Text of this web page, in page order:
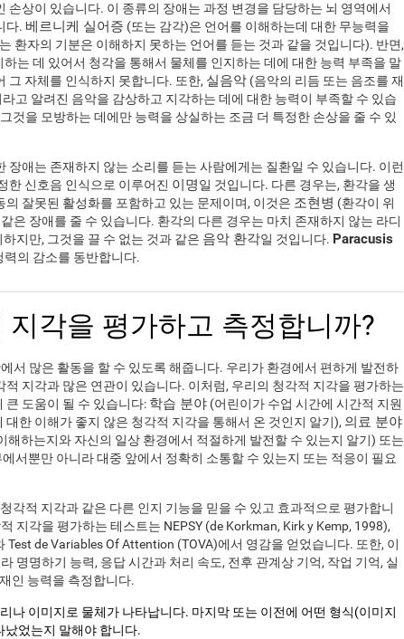
손상이 있습니다. 이 종류의 장애는 과정 변경을 담당하는 뇌 영역에서
다. 베르니케 실어증 (또는 감각)은 언어를 이해하는데 대한 무능력을
환자의 기분은 이해하지 못하는 언어를 듣는 것과 같을 것입니다). 반면,
하는 데 있어서 청각을 통해서 물체를 인지하는 데에 대한 능력 부족을 말
그 자체를 인식하지 못합니다. 또한, 실음악 (음악의 리듬 또는 음조를 재
고 알려진 음악을 감상하고 지각하는 데에 대한 능력이 부족할 수 있습
것을 모방하는 데에만 능력을 상실하는 조금 더 특정한 손상을 줄 수 있
장애는 존재하지 않는 소리를 듣는 사람에게는 질환일 수 있습니다. 이런
한 신호음 인식으로 이루어진 이명일 것입니다. 다른 경우는, 환각을 생
의 잘못된 활성화를 포함하고 있는 문제이며, 이것은 조현병 (환각이 위
은 장애를 줄 수 있습니다. 환각의 다른 경우는 마치 존재하지 않는 라디
지만, 그것을 끌 수 없는 것과 같은 음악 환각일 것입니다. Paracusis
력의 감소를 동반합니다.
지각을 평가하고 측정합니까?
서 많은 활동을 할 수 있도록 해줍니다. 우리가 환경에서 편하게 발전하
적 지각과 많은 연관이 있습니다. 이처럼, 우리의 청각적 지각을 평가하는
큰 도움이 될 수 있습니다: 학습 분야 (어린이가 수업 시간에 시간적 지원
대한 이해가 좋지 않은 청각적 지각을 통해서 온 것인지 알기), 의료 분야
해하는지와 자신의 일상 환경에서 적절하게 발전할 수 있는지 알기) 또는
서뿐만 아니라 대중 앞에서 정확히 소통할 수 있는지 또는 적응이 필요
각적 지각과 같은 다른 인지 기능을 믿을 수 있고 효과적으로 평가합니
지각을 평가하는 테스트는 NEPSY (de Korkman, Kirk y Kemp, 1998),
de Variables Of Attention (TOVA)에서 영감을 얻었습니다. 또한, 이
명명하기 능력, 응답 시간과 처리 속도, 전후 관계상 기억, 작업 기억, 실
인 능력을 측정합니다.
나 이미지로 물체가 나타납니다. 마지막 또는 이전에 어떤 형식(이미지
났었는지 말해야 합니다.